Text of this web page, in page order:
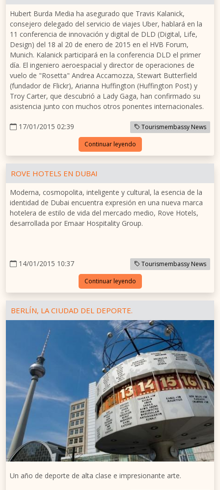
Hubert Burda Media ha asegurado que Travis Kalanick,
consejero delegado del servicio de viajes Uber, hablará en la
11 conferencia de innovación y digital de DLD (Digital, Life,
Design) del 18 al 20 de enero de 2015 en el HVB Forum,
Munich. Kalanick participará en la conferencia DLD el primer
día. El ingeniero aeroespacial y director de operaciones de
vuelo de "Rosetta" Andrea Accamozza, Stewart Butterfield
(fundador de Flickr), Arianna Huffington (Huffington Post) y
Troy Carter, que descubrió a Lady Gaga, han confirmado su
asistencia junto con muchos otros ponentes internacionales.
17/01/2015 02:39 Tourismembassy News
Continuar leyendo
ROVE HOTELS EN DUBAI
Moderna, cosmopolita, inteligente y cultural, la esencia de la
identidad de Dubai encuentra expresión en una nueva marca
hotelera de estilo de vida del mercado medio, Rove Hotels,
desarrollada por Emaar Hospitality Group.
14/01/2015 10:37 Tourismembassy News
Continuar leyendo
BERLÍN, LA CIUDAD DEL DEPORTE.
Un año de deporte de alta clase e impresionante arte.